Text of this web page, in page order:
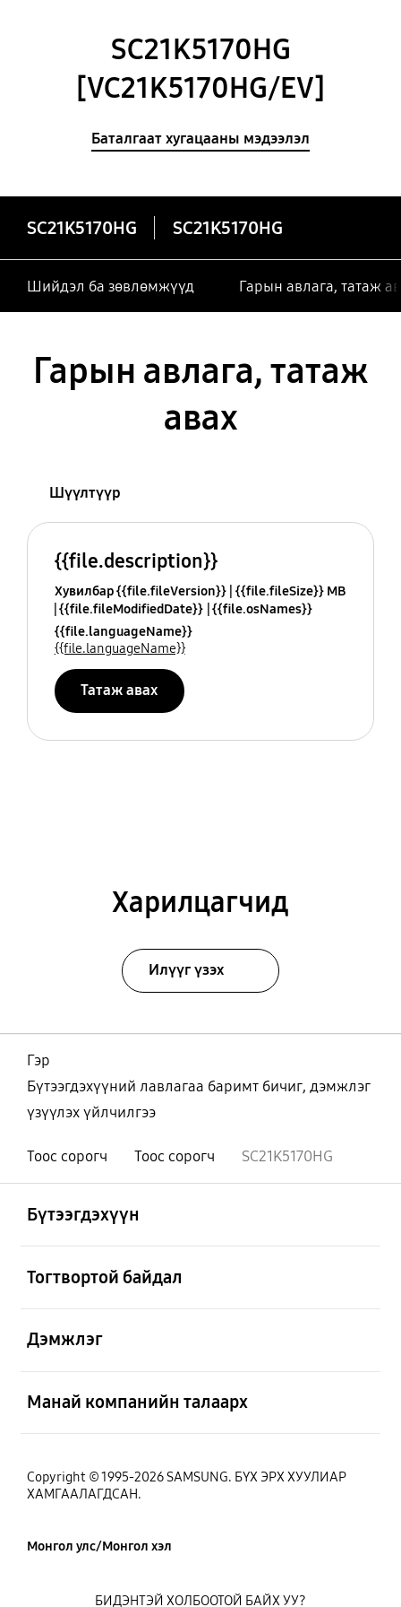
SC21K5170HG
[VC21K5170HG/EV]
Баталгаат хугацааны мэдээлэл
SC21K5170HG SC21K5170HG
Шийдэл ба зөвлөмжүүд Гарын авлага, татаж
Гарын авлага, татаж
авах
Шүүлтүүр
{{file.description}}
Хувилбар {{file.fileVersion}} {{file.fileSize}} MB
{{file.fileModifiedDate}} {{file.osNames}}
{{file.languageName}}
{{file.languageName}}
Татаж авах
Харилцагчид
Илүүг үзэх
Гэр
Бүтээгдэхүүний лавлагаа баримт бичиг, дэмжлэг
үзүүлэх үйлчилгээ
Тоос сорогч Тоос сорогч SC21K5170HG
Бүтээгдэхүүн
Тогтвортой байдал
Дэмжлэг
Манай компанийн талаарх
Copyright © 1995-2026 SAMSUNG. БҮХ ЭРХ ХУУЛИАР
ХАМГААЛАГДСАН.
Монгол улс/Монгол хэл
БИДЭНТЭЙ ХОЛБООТОЙ БАЙХ УУ?